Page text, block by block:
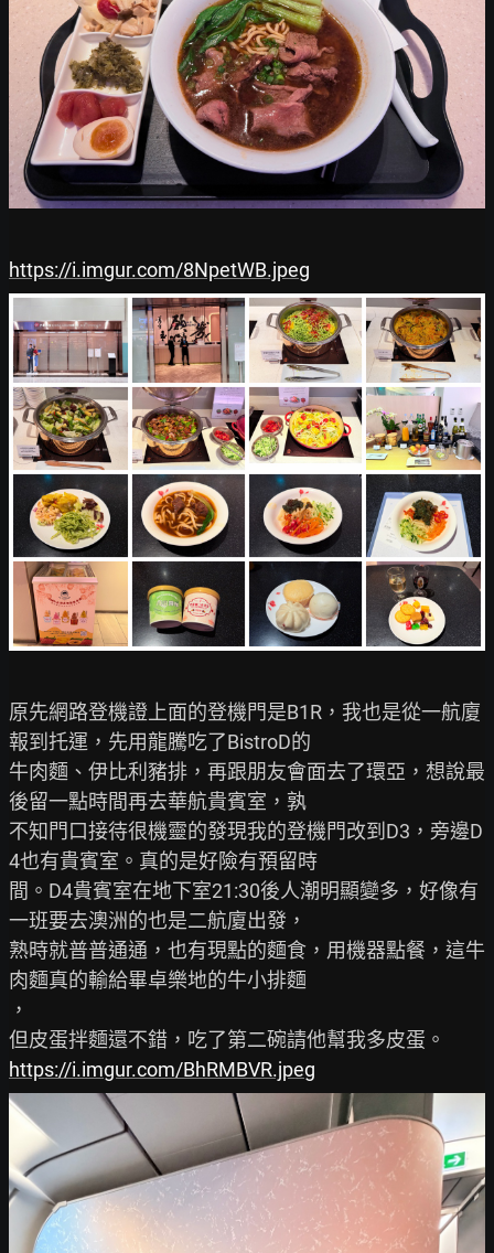
https://i.imgur.com/8NpetWB.jpeg
原先網路登機證上面的登機門是B1R，我也是從一航廈
報到托運，先用龍騰吃了BistroD的
牛肉麵、伊比利豬排，再跟朋友會面去了環亞，想說最
後留一點時間再去華航貴賓室，孰
不知門口接待很機靈的發現我的登機門改到D3，旁邊D
4也有貴賓室。真的是好險有預留時
間。D4貴賓室在地下室21:30後人潮明顯變多，好像有
一班要去澳洲的也是二航廈出發，
熟時就普普通通，也有現點的麵食，用機器點餐，這牛
肉麵真的輸給畢卓樂地的牛小排麵
，
https://i.imgur.com/BhRMBVR.jpeg